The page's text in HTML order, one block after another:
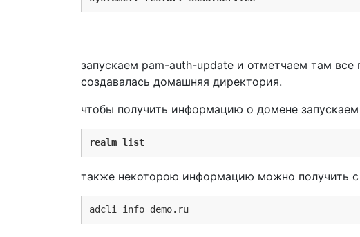
запускаем pam-auth-update и отметчаем там все
создавалась домашняя директория.
чтобы получить информацию о домене запускаем
realm list
также некоторою информацию можно получить
adcli info demo.ru